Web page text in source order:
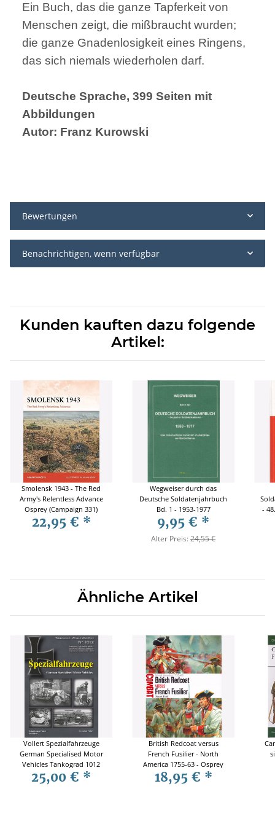
Ein Buch, das die ganze Tapferkeit von
Menschen zeigt, die mißbraucht wurden;
die ganze Gnadenlosigkeit eines Ringens,
das sich niemals wiederholen darf.
Deutsche Sprache, 399 Seiten mit
Abbildungen
Autor: Franz Kurowski
Bewertungen
Benachrichtigen, wenn verfügbar
Kunden kauften dazu folgende
Artikel:
Smolensk 1943 - The Red
Army's Relentless Advance
Osprey (Campaign 331)
22,95 € *
Wegweiser durch das
Deutsche Soldatenjahrbuch
Bd. 1 - 1953-1977
9,95 € *
Alter Preis:24,55 €
-
Ähnliche Artikel
Vollert Spezialfahrzeuge
German Specialised Motor
Vehicles Tankograd 1012
25,00 € *
British Redcoat versus
French Fusilier - North
America 1755-63 - Osprey
Combat 17 - Reid
18,95 € *